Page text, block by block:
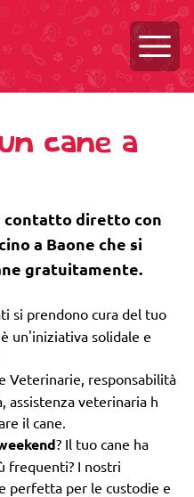
cane a
contatto diretto con
a Baone che si
gratuitamente.
si prendono cura del tuo
un'iniziativa solidale e
Veterinarie, responsabilità
assistenza veterinaria h
il cane.
? Il tuo cane ha
frequenti? I nostri
perfetta per le custodie e